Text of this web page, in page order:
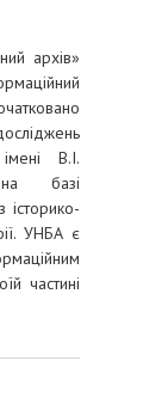
архів»
В.І.
базі
УНБА є
частині